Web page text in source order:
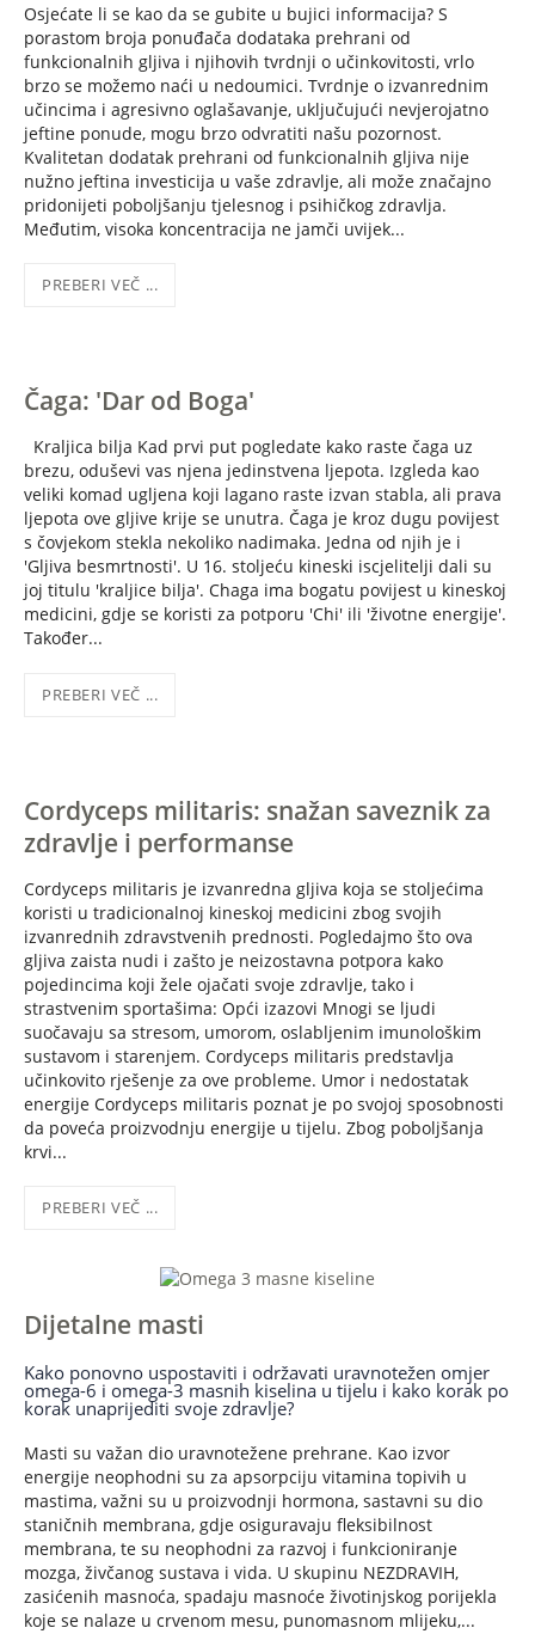
Osjećate li se kao da se gubite u bujici informacija? S
porastom broja ponuđača dodataka prehrani od
funkcionalnih gljiva i njihovih tvrdnji o učinkovitosti, vrlo
brzo se možemo naći u nedoumici. Tvrdnje o izvanrednim
učincima i agresivno oglašavanje, uključujući nevjerojatno
jeftine ponude, mogu brzo odvratiti našu pozornost.
Kvalitetan dodatak prehrani od funkcionalnih gljiva nije
nužno jeftina investicija u vaše zdravlje, ali može značajno
pridonijeti poboljšanju tjelesnog i psihičkog zdravlja.
Međutim, visoka koncentracija ne jamči uvijek...
PREBERI VEČ ...
Čaga: 'Dar od Boga'
Kraljica bilja Kad prvi put pogledate kako raste čaga uz
brezu, oduševi vas njena jedinstvena ljepota. Izgleda kao
veliki komad ugljena koji lagano raste izvan stabla, ali prava
ljepota ove gljive krije se unutra. Čaga je kroz dugu povijest
s čovjekom stekla nekoliko nadimaka. Jedna od njih je i
'Gljiva besmrtnosti'. U 16. stoljeću kineski iscjelitelji dali su
joj titulu 'kraljice bilja'. Chaga ima bogatu povijest u kineskoj
medicini, gdje se koristi za potporu 'Chi' ili 'životne energije'.
Također...
PREBERI VEČ ...
Cordyceps militaris: snažan saveznik za
zdravlje i performanse
Cordyceps militaris je izvanredna gljiva koja se stoljećima
koristi u tradicionalnoj kineskoj medicini zbog svojih
izvanrednih zdravstvenih prednosti. Pogledajmo što ova
gljiva zaista nudi i zašto je neizostavna potpora kako
pojedincima koji žele ojačati svoje zdravlje, tako i
strastvenim sportašima: Opći izazovi Mnogi se ljudi
suočavaju sa stresom, umorom, oslabljenim imunološkim
sustavom i starenjem. Cordyceps militaris predstavlja
učinkovito rješenje za ove probleme. Umor i nedostatak
energije Cordyceps militaris poznat je po svojoj sposobnosti
da poveća proizvodnju energije u tijelu. Zbog poboljšanja
krvi...
PREBERI VEČ ...
Dijetalne masti
Kako ponovno uspostaviti i održavati uravnotežen omjer
omega-6 i omega-3 masnih kiselina u tijelu i kako korak po
korak unaprijediti svoje zdravlje?
Masti su važan dio uravnotežene prehrane. Kao izvor
energije neophodni su za apsorpciju vitamina topivih u
mastima, važni su u proizvodnji hormona, sastavni su dio
staničnih membrana, gdje osiguravaju fleksibilnost
membrana, te su neophodni za razvoj i funkcioniranje
mozga, živčanog sustava i vida. U skupinu NEZDRAVIH,
zasićenih masnoća, spadaju masnoće životinjskog porijekla
koje se nalaze u crvenom mesu, punomasnom mlijeku,...